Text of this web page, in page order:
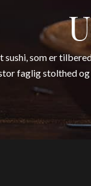
sushi, som er
faglig stolthed